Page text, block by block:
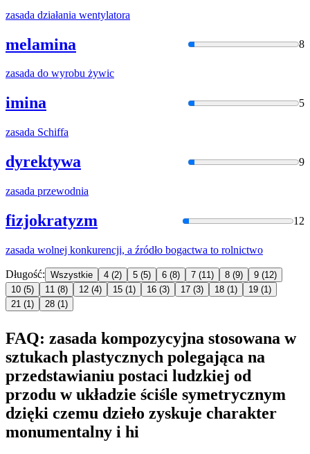
zasada działania wentylatora
melamina 8
zasada do wyrobu żywic
imina 5
zasada Schiffa
dyrektywa 9
zasada przewodnia
fizjokratyzm 12
zasada wolnej konkurencji, a źródło bogactwa to rolnictwo
Długość: Wszystkie 4 (2) 5 (5) 6 (8) 7 (11) 8 (9) 9 (12)
10 (5) 11 (8) 12 (4) 15 (1) 16 (3) 17 (3) 18 (1) 19 (1)
21 (1) 28 (1)
FAQ: zasada kompozycyjna stosowana w
sztukach plastycznych polegająca na
przedstawianiu postaci ludzkiej od
przodu w układzie ściśle symetrycznym
dzięki czemu dzieło zyskuje charakter
monumentalny i hi